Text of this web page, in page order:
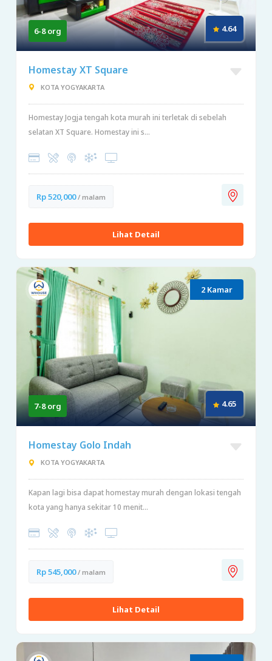
6-8 org 4.64
Homestay XT Square
KOTA YOGYAKARTA
Homestay Jogja tengah kota murah ini terletak di sebelah
selatan XT Square. Homestay ini s...
Rp 520,000/ malam
Lihat Detail
2 Kamar
7-8 org 4.65
Homestay Golo Indah
KOTA YOGYAKARTA
Kapan lagi bisa dapat homestay murah dengan lokasi tengah
kota yang hanya sekitar 10 menit...
Rp 545,000/ malam
Lihat Detail